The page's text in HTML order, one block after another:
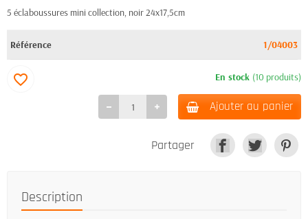
5 éclaboussures mini collection, noir 24x17,5cm
Référence 1/04003
En stock (10 produits)
Ajouter au panier
favorite_border
Partager
Description